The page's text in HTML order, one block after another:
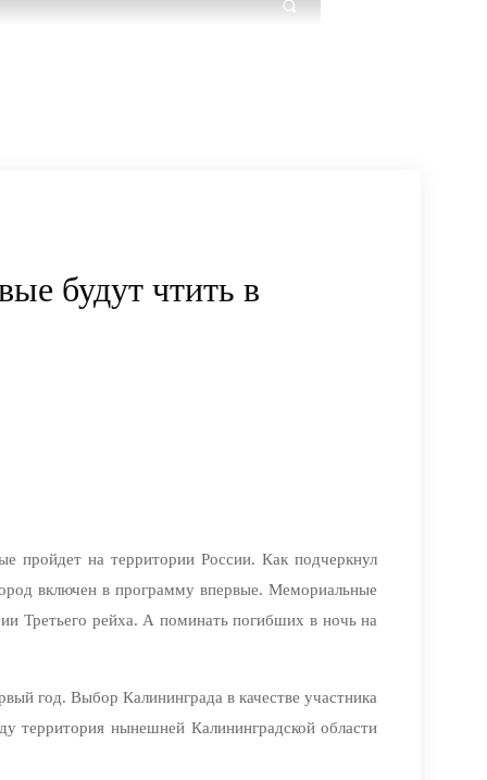
будут чтить в
пройдет на территории России. Как подчеркнул
включен в программу впервые. Мемориальные
Третьего рейха. А поминать погибших в ночь на
год. Выбор Калининграда в качестве участника
территория нынешней Калининградской области